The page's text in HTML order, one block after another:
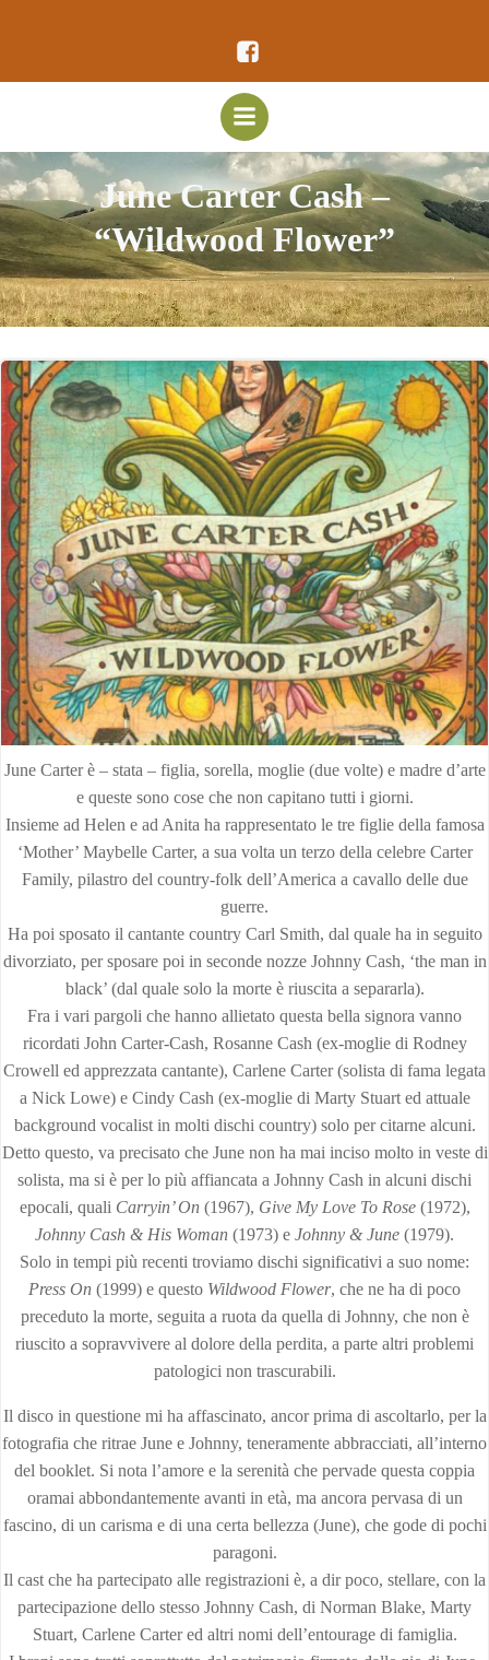
al
contenuto
June Carter Cash –
“Wildwood Flower”
June Carter è – stata – figlia, sorella, moglie (due volte) e madre d’arte
e queste sono cose che non capitano tutti i giorni.
Insieme ad Helen e ad Anita ha rappresentato le tre figlie della famosa
‘Mother’ Maybelle Carter, a sua volta un terzo della celebre Carter
Family, pilastro del country-folk dell’America a cavallo delle due
guerre.
Ha poi sposato il cantante country Carl Smith, dal quale ha in seguito
divorziato, per sposare poi in seconde nozze Johnny Cash, ‘the man in
black’ (dal quale solo la morte è riuscita a separarla).
Fra i vari pargoli che hanno allietato questa bella signora vanno
ricordati John Carter-Cash, Rosanne Cash (ex-moglie di Rodney
Crowell ed apprezzata cantante), Carlene Carter (solista di fama legata
a Nick Lowe) e Cindy Cash (ex-moglie di Marty Stuart ed attuale
background vocalist in molti dischi country) solo per citarne alcuni.
Detto questo, va precisato che June non ha mai inciso molto in veste di
solista, ma si è per lo più affiancata a Johnny Cash in alcuni dischi
epocali, quali Carryin’ On(1967), Give My Love To Rose(1972),
Johnny Cash & His Woman (1973) e Johnny & June (1979).
Solo in tempi più recenti troviamo dischi significativi a suo nome:
Press On (1999) e questo Wildwood Flower, che ne ha di poco
preceduto la morte, seguita a ruota da quella di Johnny, che non è
riuscito a sopravvivere al dolore della perdita, a parte altri problemi
patologici non trascurabili.
Il disco in questione mi ha affascinato, ancor prima di ascoltarlo, per la
fotografia che ritrae June e Johnny, teneramente abbracciati, all’interno
del booklet. Si nota l’amore e la serenità che pervade questa coppia
oramai abbondantemente avanti in età, ma ancora pervasa di un
fascino, di un carisma e di una certa bellezza (June), che gode di pochi
paragoni.
Il cast che ha partecipato alle registrazioni è, a dir poco, stellare, con la
partecipazione dello stesso Johnny Cash, di Norman Blake, Marty
Stuart, Carlene Carter ed altri nomi dell’entourage di famiglia.